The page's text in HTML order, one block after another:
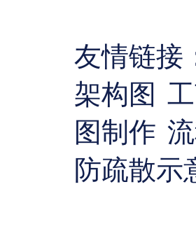
友情链接
架构图
图制作
防疏散示